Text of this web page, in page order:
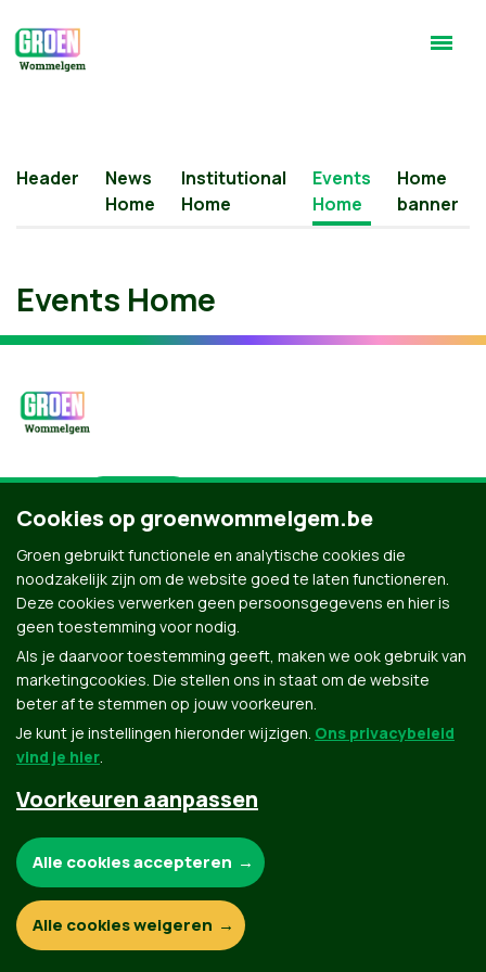
Header
News
Home
Institutional
Home
Events
Home
Home
banner
Events Home
© Copyright Groen 2026 | Gemaakt metNationBuilder
Contact Privacybeleid
Cookies op groenwommelgem.be
Groen gebruikt functionele en analytische cookies die
noodzakelijk zijn om de website goed te laten functioneren.
Deze cookies verwerken geen persoonsgegevens en hier is
geen toestemming voor nodig.
Als je daarvoor toestemming geeft, maken we ook gebruik van
marketingcookies. Die stellen ons in staat om de website
beter af te stemmen op jouw voorkeuren.
Je kunt je instellingen hieronder wijzigen. Ons privacybeleid
vind je hier.
Voorkeuren aanpassen
Functionele en analytische cookies:
Alle cookies accepteren
Alle cookies weigeren